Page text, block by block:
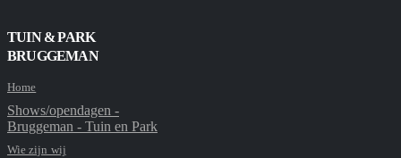
TUIN & PARK
BRUGGEMAN
Home
Shows/opendagen -
Bruggeman - Tuin en Park
Wie zijn wij